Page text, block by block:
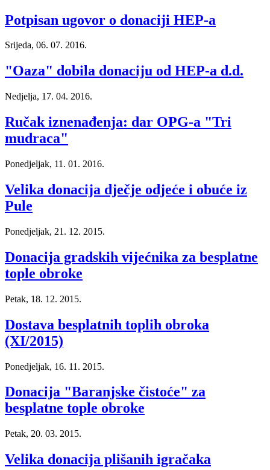
Potpisan ugovor o donaciji HEP-a
Srijeda, 06. 07. 2016.
"Oaza" dobila donaciju od HEP-a d.d.
Nedjelja, 17. 04. 2016.
Ručak iznenađenja: dar OPG-a "Tri
mudraca"
Ponedjeljak, 11. 01. 2016.
Velika donacija dječje odjeće i obuće iz
Pule
Ponedjeljak, 21. 12. 2015.
Donacija gradskih vijećnika za besplatne
tople obroke
Petak, 18. 12. 2015.
Dostava besplatnih toplih obroka
(XI/2015)
Ponedjeljak, 16. 11. 2015.
Donacija "Baranjske čistoće" za
besplatne tople obroke
Petak, 20. 03. 2015.
Velika donacija plišanih igračaka